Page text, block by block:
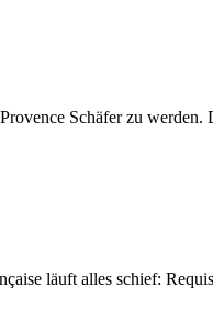
Schäfer zu
läuft alles schief: